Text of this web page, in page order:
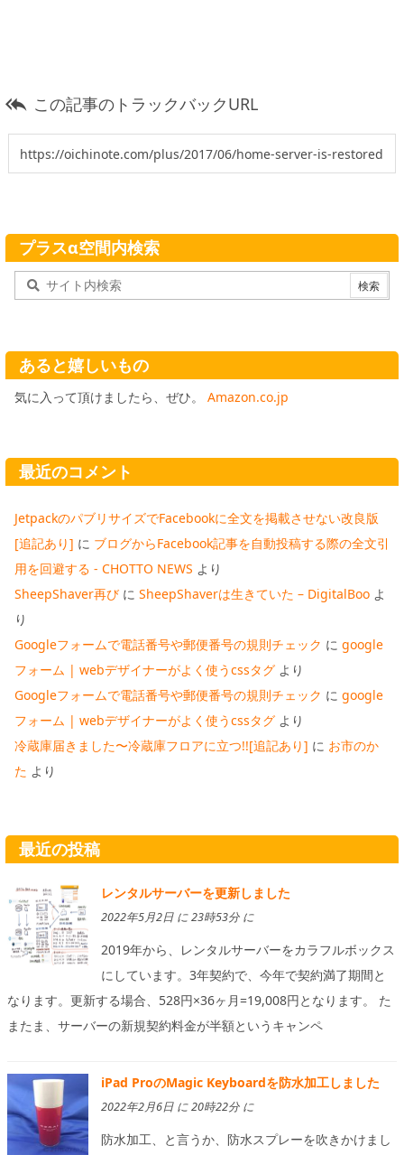
 この記事のトラックバックURL
プラスα空間内検索
あると嬉しいもの
気に入って頂けましたら、ぜひ。 Amazon.co.jp
最近のコメント
JetpackのパブリサイズでFacebookに全文を掲載させない改良版
[追記あり] に ブログからFacebook記事を自動投稿する際の全文引
用を回避する - CHOTTO NEWS より
SheepShaver再び に SheepShaverは生きていた – DigitalBoo よ
り
Googleフォームで電話番号や郵便番号の規則チェック に google
フォーム | webデザイナーがよく使うcssタグ より
Googleフォームで電話番号や郵便番号の規則チェック に google
フォーム | webデザイナーがよく使うcssタグ より
冷蔵庫届きました〜冷蔵庫フロアに立つ!![追記あり] に お市のか
た より
最近の投稿
レンタルサーバーを更新しました
2022年5月2日 に 23時53分 に
2019年から、レンタルサーバーをカラフルボックス
にしています。3年契約で、今年で契約満了期間と
なります。更新する場合、528円×36ヶ月=19,008円となります。 た
またま、サーバーの新規契約料金が半額というキャンペ
iPad ProのMagic Keyboardを防水加工しました
2022年2月6日 に 20時22分 に
防水加工、と言うか、防水スプレーを吹きかけまし